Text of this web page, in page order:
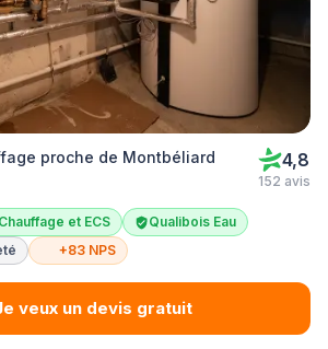
proche de Montbéliard
4,8
152 avis
et ECS
Qualibois Eau
+83 NPS
veux un devis gratuit